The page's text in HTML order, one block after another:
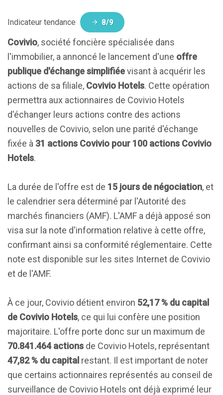
Indicateur tendance 8/9
Covivio, société foncière spécialisée dans
l'immobilier, a annoncé le lancement d'une offre
publique d'échange simplifiéevisant à acquérir les
actions de sa filiale, Covivio Hotels. Cette opération
permettra aux actionnaires de Covivio Hotels
d'échanger leurs actions contre des actions
nouvelles de Covivio, selon une parité d'échange
fixée à 31 actions Covivio pour 100 actions Covivio
Hotels.
La durée de l'offre est de 15 jours de négociation, et
le calendrier sera déterminé par l'Autorité des
marchés financiers (AMF). L'AMF a déjà apposé son
visa sur la note d'information relative à cette offre,
confirmant ainsi sa conformité réglementaire. Cette
note est disponible sur les sites Internet de Covivio
et de l'AMF.
À ce jour, Covivio détient environ 52,17 % du capital
de Covivio Hotels, ce qui lui confère une position
majoritaire. L'offre porte donc sur un maximum de
70.841.464 actions de Covivio Hotels, représentant
47,82 % du capital restant. Il est important de noter
que certains actionnaires représentés au conseil de
surveillance de Covivio Hotels ont déjà exprimé leur